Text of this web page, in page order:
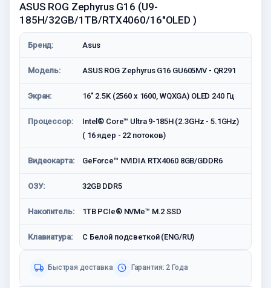
ASUS ROG Zephyrus G16 (U9-
185H/32GB/1TB/RTX4060/16"OLED )
Бренд: Asus
Модель: ASUS ROG Zephyrus G16 GU605MV - QR291
Экран: 16" 2.5K (2560 x 1600, WQXGA) OLED 240 Гц
Процессор:
Intel® Core™ Ultra 9-185H (2.3GHz - 5.1GHz)
( 16 ядер - 22 потоков)
Видеокарта: GeForce™ NVIDIA RTX4060 8GB/GDDR6
ОЗУ: 32GB DDR5
Накопитель: 1TB PCIe® NVMe™ M.2 SSD
Клавиатура: С Белой подсветкой (ENG/RU)
Быстрая доставка Гарантия: 2 Года